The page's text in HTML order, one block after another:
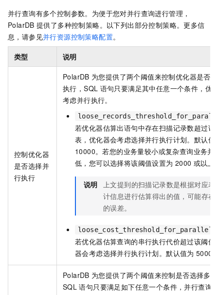
并行查询有多个控制参数。为便于您对并行查询进行管理，
PolarDB 提供了多种控制策略。以下列出部分控制策略。更多信
息，请参见并行资源控制策略配置。
类型 说明
控制优化器
是否选择并
行执行
PolarDB 为您提供了两个阈值来控制优化器是否
执行，SQL 语句只要满足其中任意一个条件，优
考虑并行执行。
若优化器估算出语句中存在扫描记录数超过该
表，优化器会考虑选择并行执行计划。默认值
10000。若您的业务量较小或复杂查询业务并
低，您可以选择将该阈值设置为 2000 或以上
说明 上文提到的扫描记录数是根据对应表
计信息进行估算得出的值，可能存在
的误差。
若优化器估算查询的串行执行代价超过该阈值
器会考虑选择并行执行计划。默认值为 50000
PolarDB 为您提供了两个阈值来控制是否选择多
SQL 语句只要满足如下任意一个条件，并行查询